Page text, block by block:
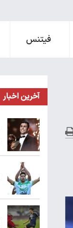
فیتنس
آخرین اخبار